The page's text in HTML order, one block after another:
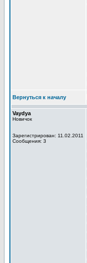
Вернуться к началу
Vaydya
Новичок
Зарегистрирован: 11.02.2011
Сообщения: 3